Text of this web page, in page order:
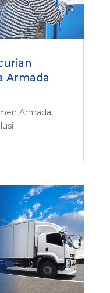
Armada
Armada,